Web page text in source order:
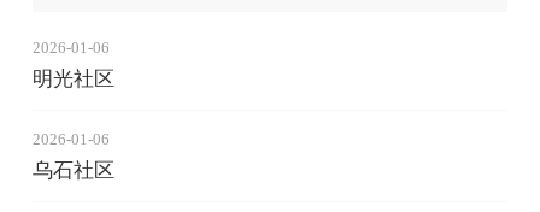
2026-01-06
明光社区
2026-01-06
乌石社区